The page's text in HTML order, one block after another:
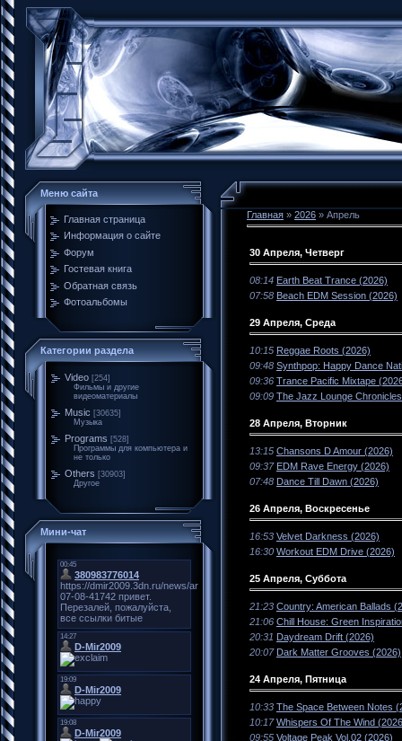
Меню сайта
Главная страница
Информация о сайте
Форум
Гостевая книга
Обратная связь
Фотоальбомы
Категории раздела
Video [254]
Фильмы и другие
видеоматериалы
Music [30635]
Музыка
Programs [528]
Программы для компьютера и
не только
Others [30903]
Другое
Мини-чат
Главная » 2026 » Апрель
30 Апреля, Четверг
08:14 Earth Beat Trance (2026)
07:58 Beach EDM Session (2026)
29 Апреля, Среда
10:15 Reggae Roots (2026)
09:48 Synthpop: Happy Dance
09:36 Trance Pacific Mixtape
09:09 The Jazz Lounge
28 Апреля, Вторник
13:15 Chansons D Amour (2026)
09:37 EDM Rave Energy (2026)
07:48 Dance Till Dawn (2026)
26 Апреля, Воскресенье
16:53 Velvet Darkness (2026)
16:30 Workout EDM Drive (2026)
25 Апреля, Суббота
21:23 Country: American Ballads
21:06 Chill House: Green
20:31 Daydream Drift (2026)
20:07 Dark Matter Grooves (2026)
24 Апреля, Пятница
10:33 The Space Between Notes
10:17 Whispers Of The Wind
09:55 Voltage Peak Vol.02 (2026)